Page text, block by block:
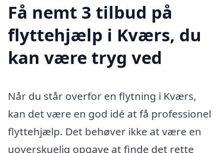
Få nemt 3 tilbud på
flyttehjælp i Kværs, du
kan være tryg ved
Når du står overfor en flytning i Kværs,
kan det være en god idé at få professionel
flyttehjælp. Det behøver ikke at være en
uoverskuelig opgave at finde det rette